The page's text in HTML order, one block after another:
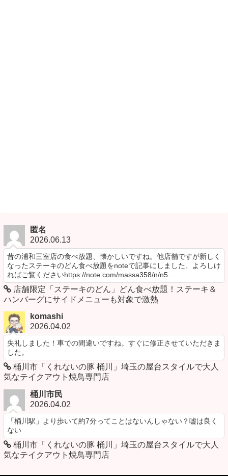
匿名
2026.06.13
昔の浦和三室店の食べ放題、懐かしいですね。他店舗ですが新しく
なったステーキのどん食べ放題をnoteで記事にしました、よろしけ
ればご覧くださいhttps://note.com/massa358/n/n5...
店舗限定「ステーキのどん」どん食べ放題！ステーキ＆
ハンバーグにサイドメニューも対象で激熱
komashi
2026.04.02
失礼しました！車での間違いですね。すぐに修正させていただきま
した。
桶川市「くれないの豚 桶川」埼玉の屋台スタイルで大人
気なテイクアウト焼鳥専門店
桶川市民
2026.04.02
「桶川駅」より歩いて約7分ってことはないんしゃない？嘘は良く
ない
桶川市「くれないの豚 桶川」埼玉の屋台スタイルで大人
気なテイクアウト焼鳥専門店